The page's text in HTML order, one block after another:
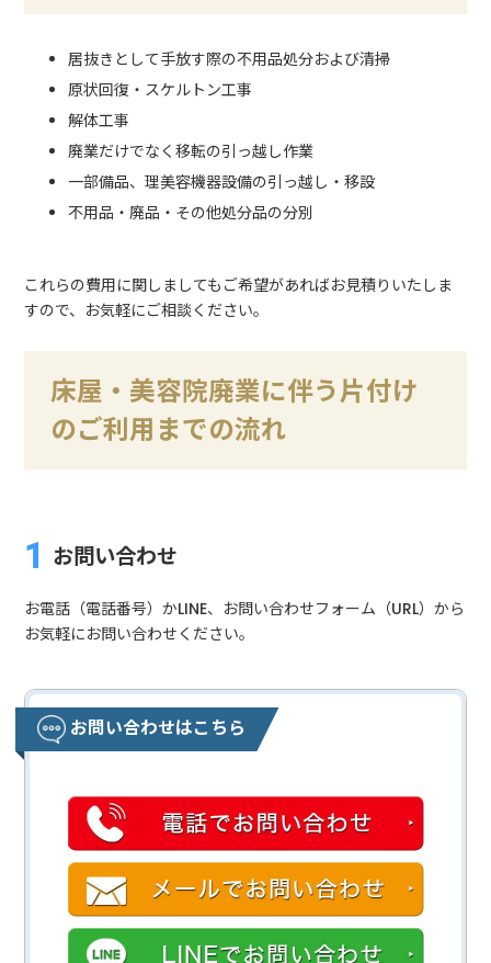
居抜きとして手放す際の不用品処分および清掃
原状回復・スケルトン工事
解体工事
廃業だけでなく移転の引っ越し作業
一部備品、理美容機器設備の引っ越し・移設
不用品・廃品・その他処分品の分別
これらの費用に関しましてもご希望があればお見積りいたしま
すので、お気軽にご相談ください。
床屋・美容院廃業に伴う片付け
のご利用までの流れ
お問い合わせ
お電話（電話番号）かLINE、お問い合わせフォーム（URL）から
お気軽にお問い合わせください。
お問い合わせはこちら